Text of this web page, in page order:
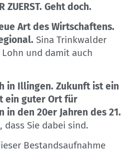
ZUERST. Geht doch.
Art des Wirtschaftens.
Sina Trinkwalder
und damit auch
in Illingen. Zukunft ist ein
ein guter Ort für
in den 20er Jahren des 21.
dass Sie dabei sind.
Bestandsaufnahme